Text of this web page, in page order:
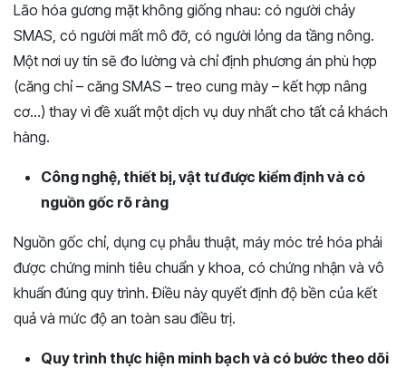
Lão hóa gương mặt không giống nhau: có người chảy
SMAS, có người mất mô đỡ, có người lỏng da tầng nông.
Một nơi uy tín sẽ đo lường và chỉ định phương án phù hợp
(căng chỉ – căng SMAS – treo cung mày – kết hợp nâng
cơ…) thay vì đề xuất một dịch vụ duy nhất cho tất cả khách
hàng.
Công nghệ, thiết bị, vật tư được kiểm định và có
nguồn gốc rõ ràng
Nguồn gốc chỉ, dụng cụ phẫu thuật, máy móc trẻ hóa phải
được chứng minh tiêu chuẩn y khoa, có chứng nhận và vô
khuẩn đúng quy trình. Điều này quyết định độ bền của kết
quả và mức độ an toàn sau điều trị.
Quy trình thực hiện minh bạch và có bước theo dõi